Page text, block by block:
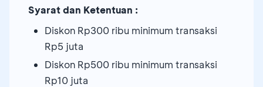
Syarat dan Ketentuan :
Diskon Rp300 ribu minimum transaksi
Rp5 juta
Diskon Rp500 ribu minimum transaksi
Rp10 juta